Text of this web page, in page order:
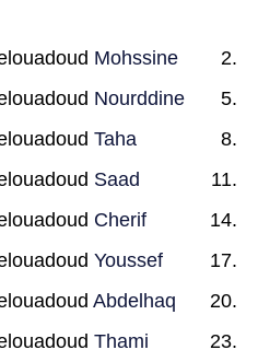
Mohssine
Nourddine
Taha
Saad
Cherif
Youssef
Abdelhaq
Thami